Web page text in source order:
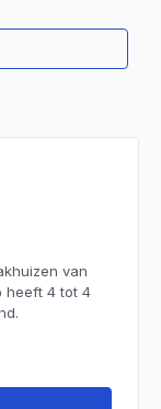
van
heeft 4 tot 4